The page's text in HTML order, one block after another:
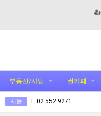
부동산/사업 썬카페
서울 T. 02 552 9271